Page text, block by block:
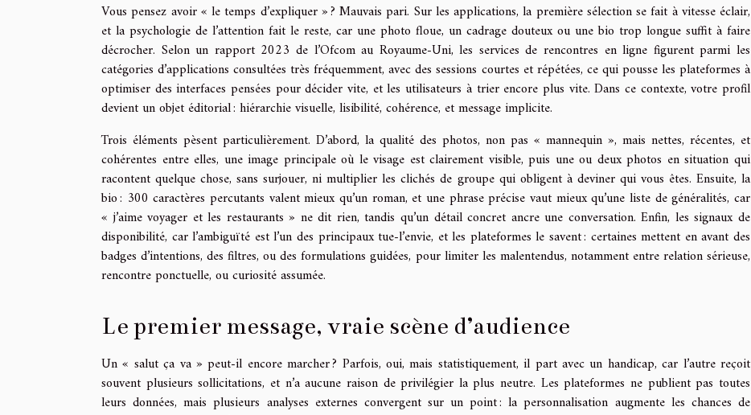
Vous pensez avoir « le temps d’expliquer » ? Mauvais pari. Sur les applications, la première sélection se fait à vitesse éclair,
et la psychologie de l’attention fait le reste, car une photo floue, un cadrage douteux ou une bio trop longue suffit à faire
décrocher. Selon un rapport 2023 de l’Ofcom au Royaume-Uni, les services de rencontres en ligne figurent parmi les
catégories d’applications consultées très fréquemment, avec des sessions courtes et répétées, ce qui pousse les plateformes à
optimiser des interfaces pensées pour décider vite, et les utilisateurs à trier encore plus vite. Dans ce contexte, votre profil
devient un objet éditorial : hiérarchie visuelle, lisibilité, cohérence, et message implicite.
Trois éléments pèsent particulièrement. D’abord, la qualité des photos, non pas « mannequin », mais nettes, récentes, et
cohérentes entre elles, une image principale où le visage est clairement visible, puis une ou deux photos en situation qui
racontent quelque chose, sans surjouer, ni multiplier les clichés de groupe qui obligent à deviner qui vous êtes. Ensuite, la
bio : 300 caractères percutants valent mieux qu’un roman, et une phrase précise vaut mieux qu’une liste de généralités, car
« j’aime voyager et les restaurants » ne dit rien, tandis qu’un détail concret ancre une conversation. Enfin, les signaux de
disponibilité, car l’ambiguïté est l’un des principaux tue-l’envie, et les plateformes le savent : certaines mettent en avant des
badges d’intentions, des filtres, ou des formulations guidées, pour limiter les malentendus, notamment entre relation sérieuse,
rencontre ponctuelle, ou curiosité assumée.
Le premier message, vraie scène d’audience
Un « salut ça va » peut-il encore marcher ? Parfois, oui, mais statistiquement, il part avec un handicap, car l’autre reçoit
souvent plusieurs sollicitations, et n’a aucune raison de privilégier la plus neutre. Les plateformes ne publient pas toutes
leurs données, mais plusieurs analyses externes convergent sur un point : la personnalisation augmente les chances de